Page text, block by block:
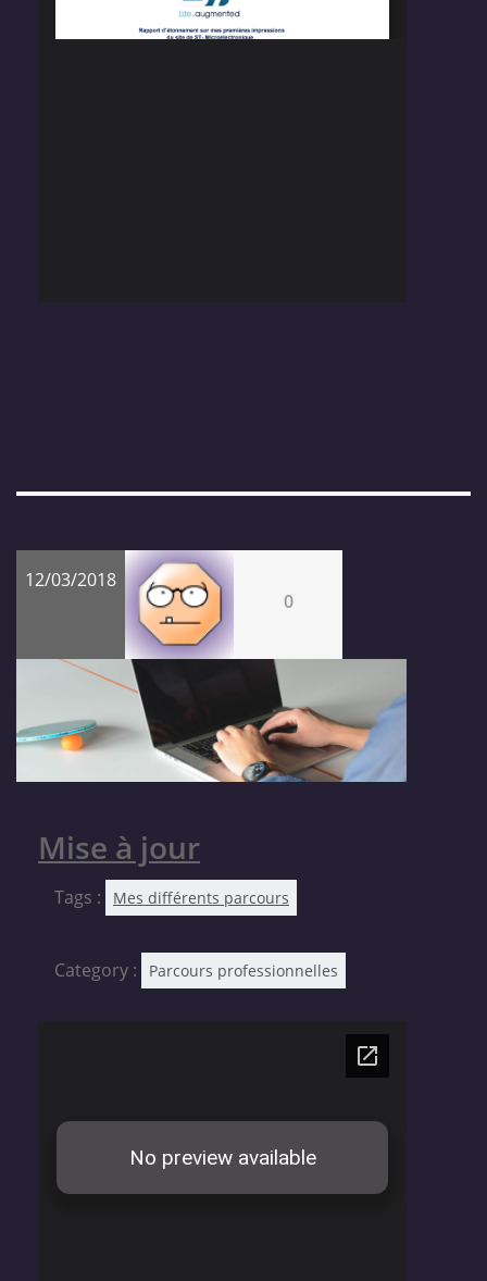
12/03/2018
0
Mise à jour
Tags : Mes différents parcours
Category : Parcours professionnelles